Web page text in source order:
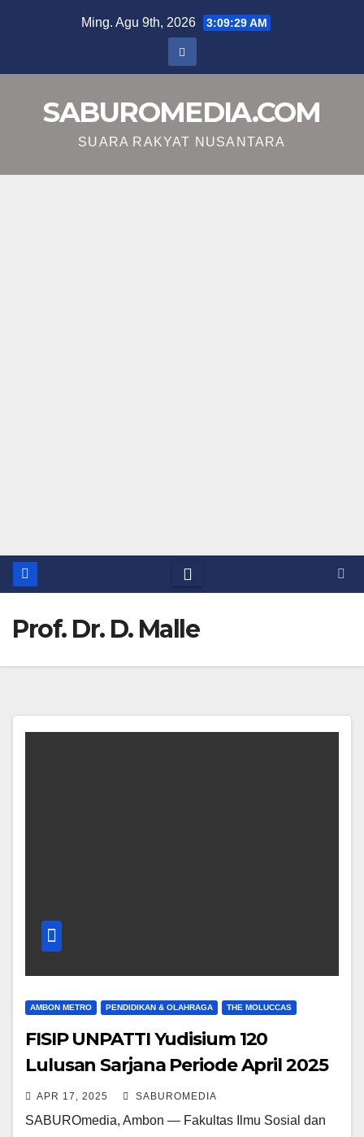
Ming. Agu 9th, 2026 3:09:29 AM
SABUROMEDIA.COM
SUARA RAKYAT NUSANTARA
Prof. Dr. D. Malle
AMBON METRO PENDIDIKAN & OLAHRAGA THE MOLUCCAS
FISIP UNPATTI Yudisium 120
Lulusan Sarjana Periode April 2025
APR 17, 2025 SABUROMEDIA
SABUROmedia, Ambon — Fakultas Ilmu Sosial dan